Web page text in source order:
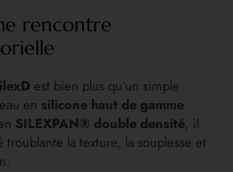
rencontre
est bien plus qu’un simple
en silicone haut de gamme
SILEXPAN® double densité, il
la texture, la souplesse et